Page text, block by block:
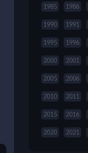
1985 1986
1990 1991
1995 1996
2000 2001
2005 2006
2010 2011
2015 2016
2020 2021